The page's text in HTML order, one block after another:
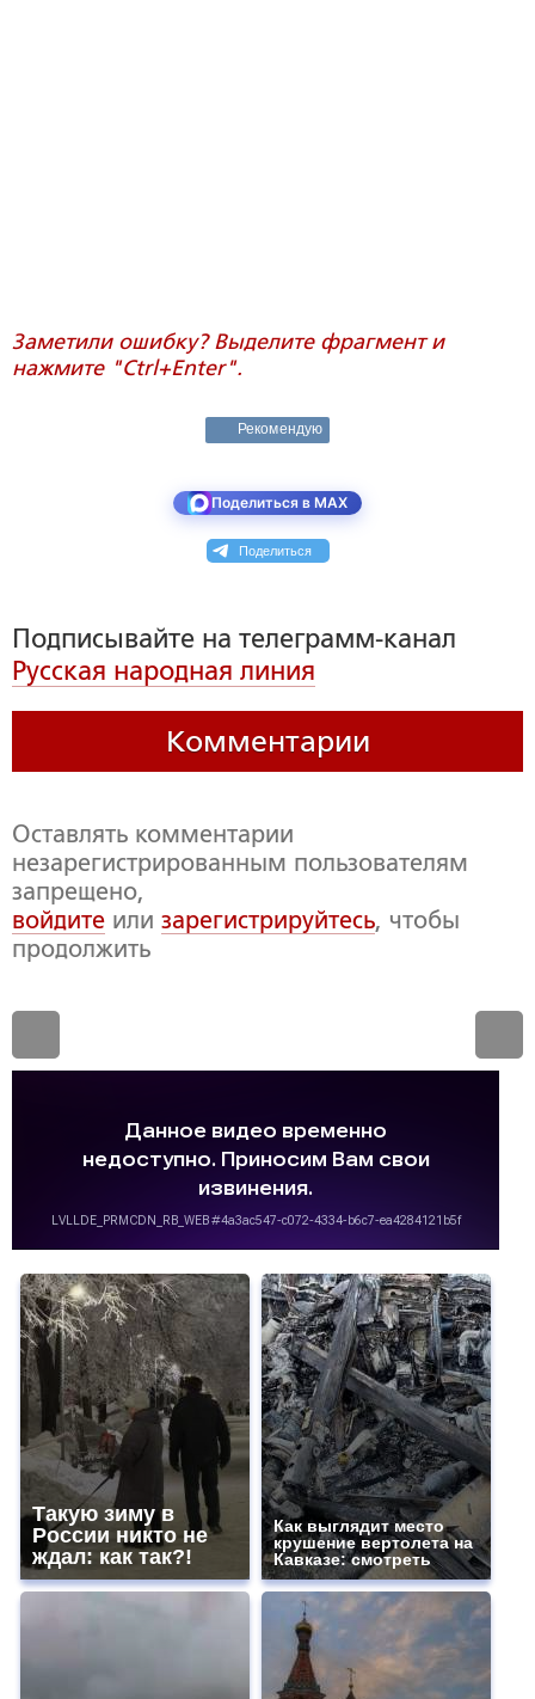
Заметили ошибку? Выделите фрагмент и
нажмите "Ctrl+Enter".
Рекомендую
Поделиться в MAX
Поделиться
Подписывайте на телеграмм-канал
Русская народная линия
Комментарии
Оставлять комментарии
незарегистрированным пользователям
запрещено,
войдите или зарегистрируйтесь, чтобы
продолжить
Такую зиму в
России никто не
ждал: как так?!
Как выглядит место
крушение вертолета на
Кавказе: смотреть